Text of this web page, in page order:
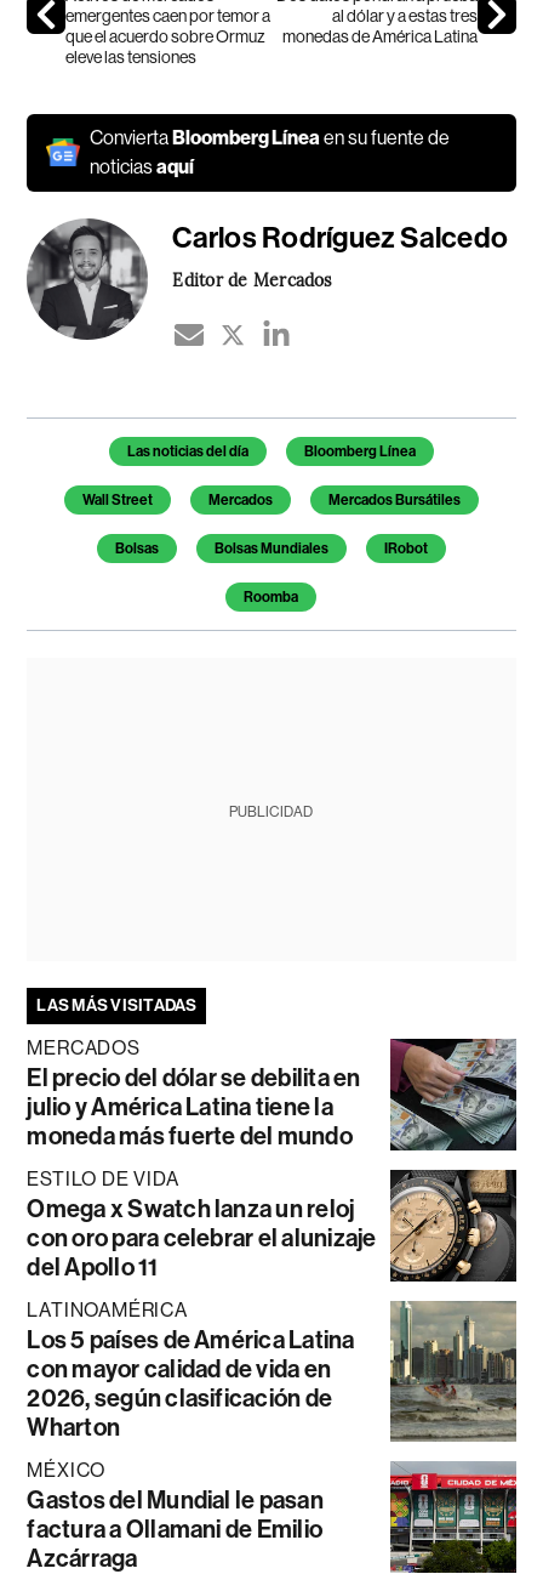
emergentes caen por temor a
que el acuerdo sobre Ormuz
eleve las tensiones
al dólar y a estas tres
monedas de América Latina
ConviertaBloomberg Líneaen su fuente de
noticiasaquí
Carlos Rodríguez Salcedo
Editor de Mercados
Temas de este artículo
Las noticias del día Bloomberg Línea
Wall Street Mercados Mercados Bursátiles
Bolsas Bolsas Mundiales IRobot
Roomba
PUBLICIDAD
LAS MÁS VISITADAS
MERCADOS
El precio del dólar se debilita en
julio y América Latina tiene la
moneda más fuerte del mundo
ESTILO DE VIDA
Omega x Swatch lanza un reloj
con oro para celebrar el alunizaje
del Apollo 11
LATINOAMÉRICA
Los 5 países de América Latina
con mayor calidad de vida en
2026, según clasificación de
Wharton
MÉXICO
Gastos del Mundial le pasan
factura a Ollamani de Emilio
Azcárraga